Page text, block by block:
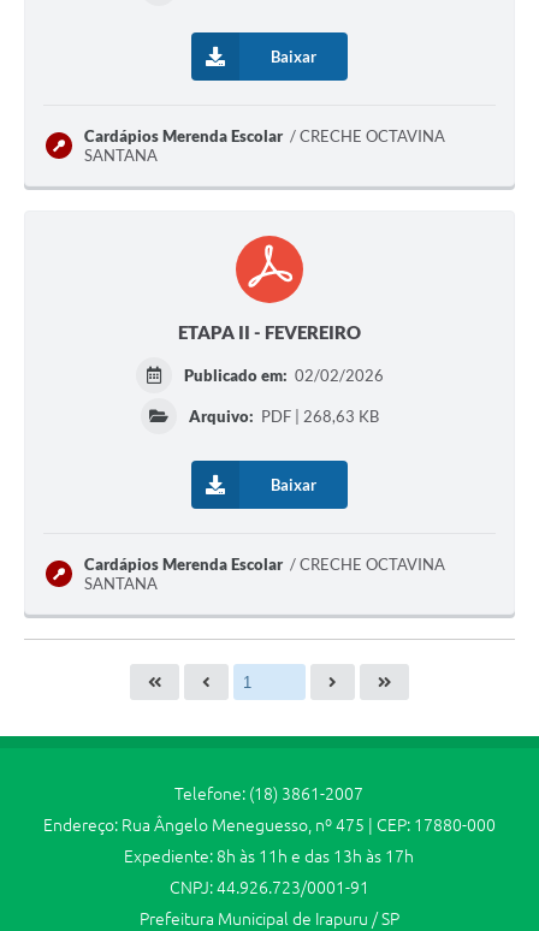
Baixar
Cardápios Merenda Escolar
CRECHE OCTAVINA
SANTANA
ETAPA II - FEVEREIRO
Publicado em: 02/02/2026
Arquivo: PDF | 268,63 KB
Baixar
Cardápios Merenda Escolar
CRECHE OCTAVINA
SANTANA
Telefone: (18) 3861-2007
Endereço: Rua Ângelo Meneguesso, nº 475 | CEP: 17880-000
Expediente: 8h às 11h e das 13h às 17h
CNPJ: 44.926.723/0001-91
Prefeitura Municipal de Irapuru / SP